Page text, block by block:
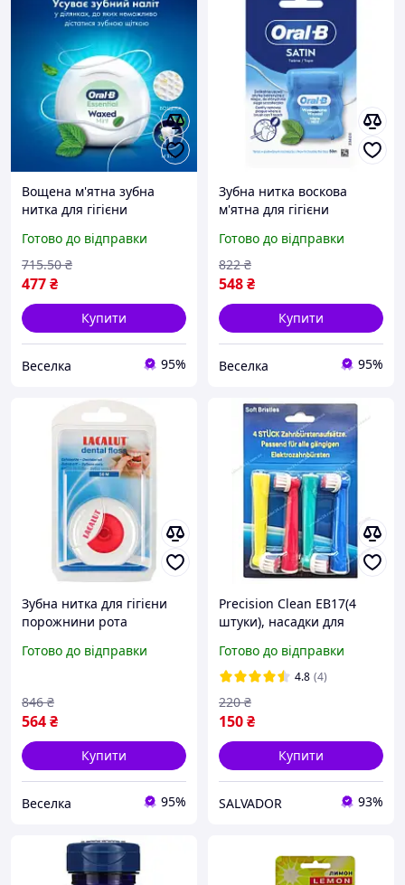
Вощена м'ятна зубна
нитка для гігієни
метрів 2 котушки видаляє
наліт і залишки їжі FLAME
Готово до відправки
477₴
715.50 ₴
Купити
Веселка 95%
Зубна нитка воскова
м'ятна для гігієни
ефективне очищення
міжзубних проміжків 50
метрів. FLAME
Готово до відправки
548₴
822 ₴
Купити
Веселка 95%
Зубна нитка для гігієни
порожнини рота
захисту зубів і ясен. SPICY
Готово до відправки
564₴
846 ₴
Купити
Веселка 95%
Precision Clean EB17(4
штуки), насадки для
Oral-B гігієна порожнини
рота
Готово до відправки
4.8 (4)
150₴
220 ₴
Купити
SALVADOR 93%